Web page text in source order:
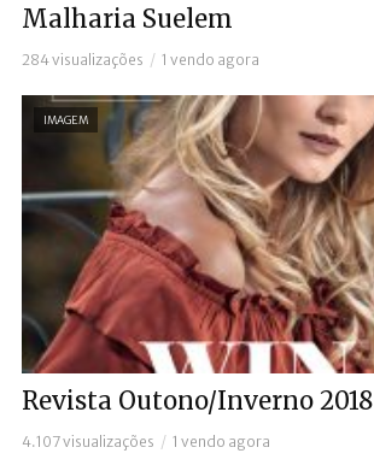
Malharia Suelem
284 visualizações 1 vendo agora
IMAGEM
Revista Outono/Inverno 2018
4.107 visualizações 1 vendo agora